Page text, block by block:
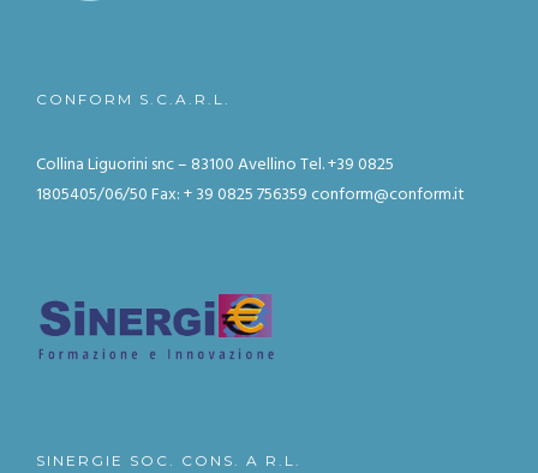
CONFORM S.C.A.R.L.
Collina Liguorini snc – 83100 AvellinoTel. +39 0825
1805405/06/50Fax: + 39 0825 756359 conform@conform.it
SINERGIE SOC. CONS. A R.L.